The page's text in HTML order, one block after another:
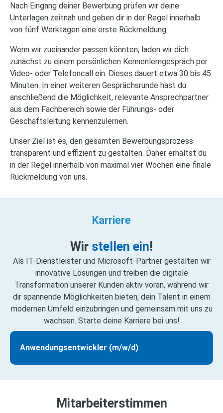
Nach Eingang deiner Bewerbung prüfen wir deine
Unterlagen zeitnah und geben dir in der Regel innerhalb
von fünf Werktagen eine erste Rückmeldung.
Wenn wir zueinander passen könnten, laden wir dich
zunächst zu einem persönlichen Kennenlerngespräch per
Video- oder Telefoncall ein. Dieses dauert etwa 30 bis 45
Minuten. In einer weiteren Gesprächsrunde hast du
anschließend die Möglichkeit, relevante Ansprechpartner
aus dem Fachbereich sowie der Führungs- oder
Geschäftsleitung kennenzulernen.
Unser Ziel ist es, den gesamten Bewerbungsprozess
transparent und effizient zu gestalten. Daher erhältst du
in der Regel innerhalb von maximal vier Wochen eine finale
Rückmeldung von uns.
Karriere
Wir stellen ein!
Als IT-Dienstleister und Microsoft-Partner gestalten wir
innovative Lösungen und treiben die digitale
Transformation unserer Kunden aktiv voran, während wir
dir spannende Möglichkeiten bieten, dein Talent in einem
modernen Umfeld einzubringen und gemeinsam mit uns zu
wachsen. Starte deine Karriere bei uns!
Anwendungsentwickler (m/w/d)
Mitarbeiterstimmen